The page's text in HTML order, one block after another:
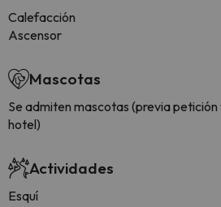
Calefacción
Ascensor
Mascotas
Se admiten mascotas (previa
hotel)
Actividades
Esquí